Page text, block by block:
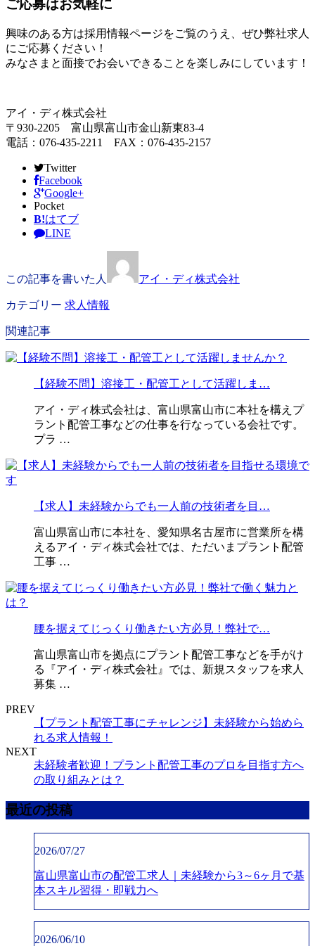
ご応募はお気軽に
興味のある方は採用情報ページをご覧のうえ、ぜひ弊社求人
にご応募ください！
みなさまと面接でお会いできることを楽しみにしています！
アイ・ディ株式会社
〒930-2205 富山県富山市金山新東83-4
電話：076-435-2211 FAX：076-435-2157
Twitter
Facebook
Google+
Pocket
B!はてブ
LINE
この記事を書いた人 アイ・ディ株式会社
カテゴリー 求人情報
関連記事
【経験不問】溶接工・配管工として活躍しま…
アイ・ディ株式会社は、富山県富山市に本社を構えプ
ラント配管工事などの仕事を行なっている会社です。
プラ …
【求人】未経験からでも一人前の技術者を目…
富山県富山市に本社を、愛知県名古屋市に営業所を構
えるアイ・ディ株式会社では、ただいまプラント配管
工事 …
腰を据えてじっくり働きたい方必見！弊社で…
富山県富山市を拠点にプラント配管工事などを手がけ
る『アイ・ディ株式会社』では、新規スタッフを求人
募集 …
PREV
【プラント配管工事にチャレンジ】未経験から始めら
れる求人情報！
NEXT
未経験者歓迎！プラント配管工事のプロを目指す方へ
の取り組みとは？
最近の投稿
2026/07/27
富山県富山市の配管工求人｜未経験から3～6ヶ月で基
本スキル習得・即戦力へ
2026/06/10